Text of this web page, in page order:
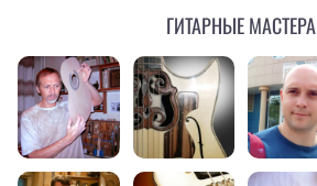
Гитарные мастера